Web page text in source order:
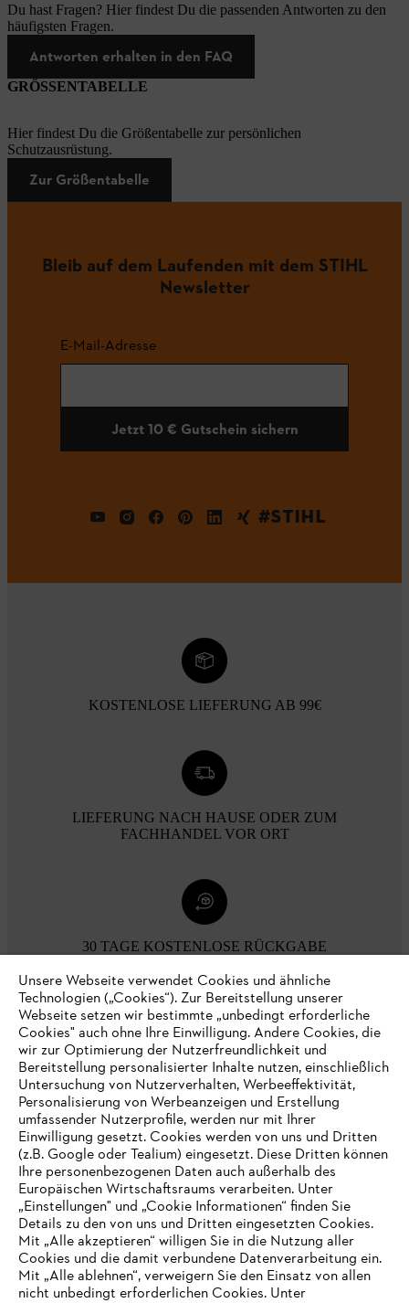
Du hast Fragen? Hier findest Du die passenden Antworten zu den
häufigsten Fragen.
Antworten erhalten in den FAQ
GRÖSSENTABELLE
Hier findest Du die Größentabelle zur persönlichen
Schutzausrüstung.
Zur Größentabelle
Bleib auf dem Laufenden mit dem STIHL
Newsletter
E-Mail-Adresse
Jetzt 10 € Gutschein sichern
#STIHL
KOSTENLOSE LIEFERUNG AB 99€
LIEFERUNG NACH HAUSE ODER ZUM
FACHHANDEL VOR ORT
30 TAGE KOSTENLOSE RÜCKGABE
Zahlungsmöglichkeiten
Unternehmen
Online Shop
Unsere Webseite verwendet Cookies und ähnliche
Technologien („Cookies“). Zur Bereitstellung unserer
Webseite setzen wir bestimmte „unbedingt erforderliche
Cookies" auch ohne Ihre Einwilligung. Andere Cookies, die
wir zur Optimierung der Nutzerfreundlichkeit und
Bereitstellung personalisierter Inhalte nutzen, einschließlich
Untersuchung von Nutzerverhalten, Werbeeffektivität,
Personalisierung von Werbeanzeigen und Erstellung
umfassender Nutzerprofile, werden nur mit Ihrer
Einwilligung gesetzt. Cookies werden von uns und Dritten
(z.B. Google oder Tealium) eingesetzt. Diese Dritten können
Ihre personenbezogenen Daten auch außerhalb des
Europäischen Wirtschaftsraums verarbeiten. Unter
„Einstellungen" und „Cookie Informationen“ finden Sie
Details zu den von uns und Dritten eingesetzten Cookies.
Mit „Alle akzeptieren“ willigen Sie in die Nutzung aller
Cookies und die damit verbundene Datenverarbeitung ein.
Mit „Alle ablehnen“, verweigern Sie den Einsatz von allen
nicht unbedingt erforderlichen Cookies. Unter